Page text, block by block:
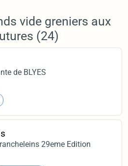
vide greniers aux
(24)
de BLYES
29eme Edition